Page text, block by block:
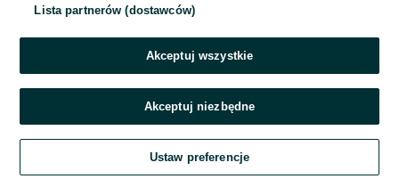
Zaloguj się
Kontynuując za pośrednictwem jednego z dostawców wskazanych powyżej,
OLX.pl w jego aktualnym brzmieniu.
Lista partnerów (dostawców)
Akceptuj wszystkie
Akceptuj niezbędne
Ustaw preferencje